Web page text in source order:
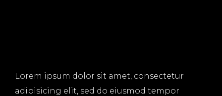
Lorem ipsum dolor sit amet, consectetur
adipisicing elit, sed do eiusmod tempor